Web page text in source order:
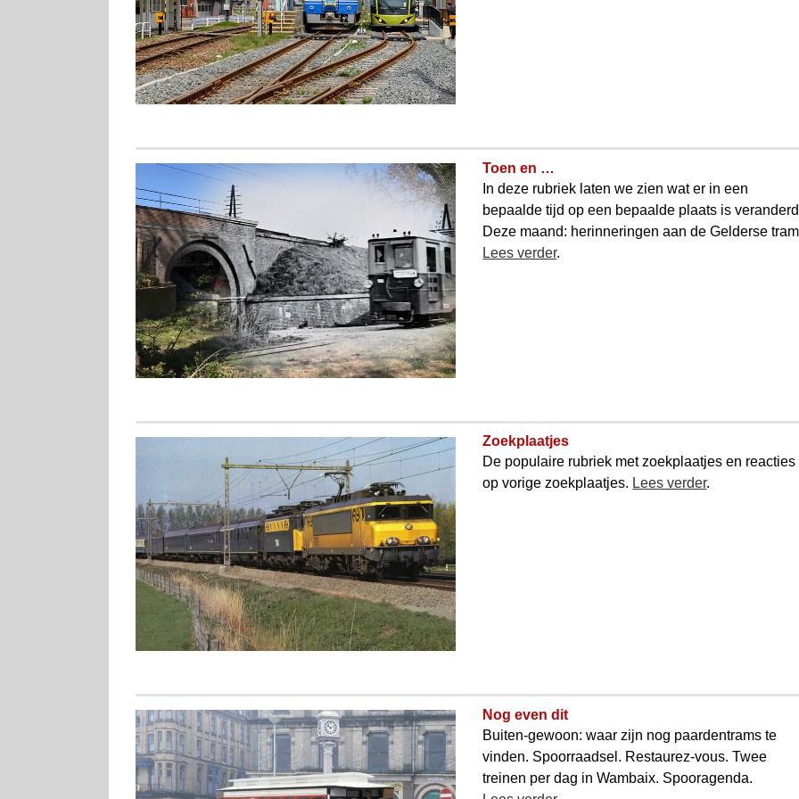
Toen en …
In deze rubriek laten we zien wat er in een
bepaalde tijd op een bepaalde plaats is
Deze maand: herinneringen aan de Gelderse
Lees verder.
Zoekplaatjes
De populaire rubriek met zoekplaatjes en reacties
op vorige zoekplaatjes. Lees verder.
Nog even dit
Buiten-gewoon: waar zijn nog paarden­trams te
vinden. Spoorraadsel. Restaurez-vous. Twee
treinen per dag in Wambaix. Spooragenda.